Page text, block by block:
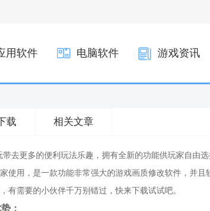
用软件 电脑软件 游戏资讯
载 相关文章
去更多的便利玩法乐趣，拥有全新的功能供玩家自由
使用，是一款功能非常强大的游戏画质修改软件，并
有需要的小伙伴千万别错过，快来下载试试吧。
：